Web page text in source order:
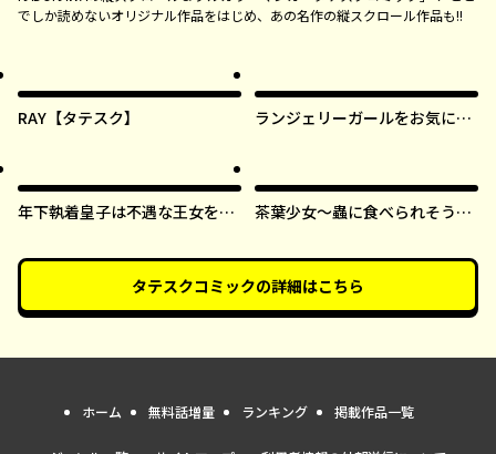
でしか読めないオリジナル作品をはじめ、あの名作の縦スクロール作品も!!
RAY【タテスク】
ランジェリーガールをお気に召
年下執着皇子は不遇な王女を愛
茶葉少女～蟲に食べられそうに
した！～【タテスク】
タテスクコミックの詳細はこちら
ホーム 無料話増量 ランキング 掲載作品一覧